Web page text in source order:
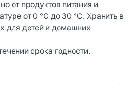
от продуктов питания и
от 0 °С до 30 °С. Хранить в
для детей и домашних
срока годности.